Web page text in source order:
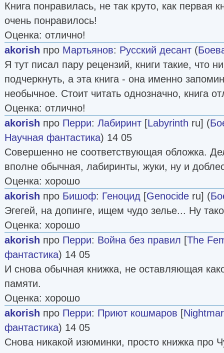
Книга понравилась, не так круто, как первая
очень понравилось!
Оценка: отлично!
akorish про Мартьянов: Русский десант (
Я тут писал пару рецензий, книги такие, что
подчеркнуть, а эта книга - она именно
необычное. Стоит читать однозначно, книга
Оценка: отлично!
akorish про Перри: Лабиринт [Labyrinth ru] (
Научная фантастика) 14 05
Совершенно не соответствующая обложка.
вполне обычная, лабиринты, жуки, ну и
Оценка: хорошо
akorish про Бишоф: Геноцид [Genocide ru] (
Эгегей, на допинге, ищем чудо зелье... Ну
Оценка: хорошо
akorish про Перри: Война без правил [The
фантастика) 14 05
И снова обычная книжка, не оставляющая
памяти.
Оценка: хорошо
akorish про Перри: Приют кошмаров [
фантастика) 14 05
Снова никакой изюминки, просто книжка про